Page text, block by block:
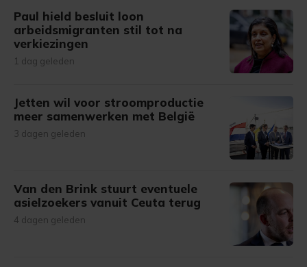
Paul hield besluit loon
arbeidsmigranten stil tot na
verkiezingen
1 dag geleden
Jetten wil voor stroomproductie
meer samenwerken met België
3 dagen geleden
Van den Brink stuurt eventuele
asielzoekers vanuit Ceuta terug
4 dagen geleden